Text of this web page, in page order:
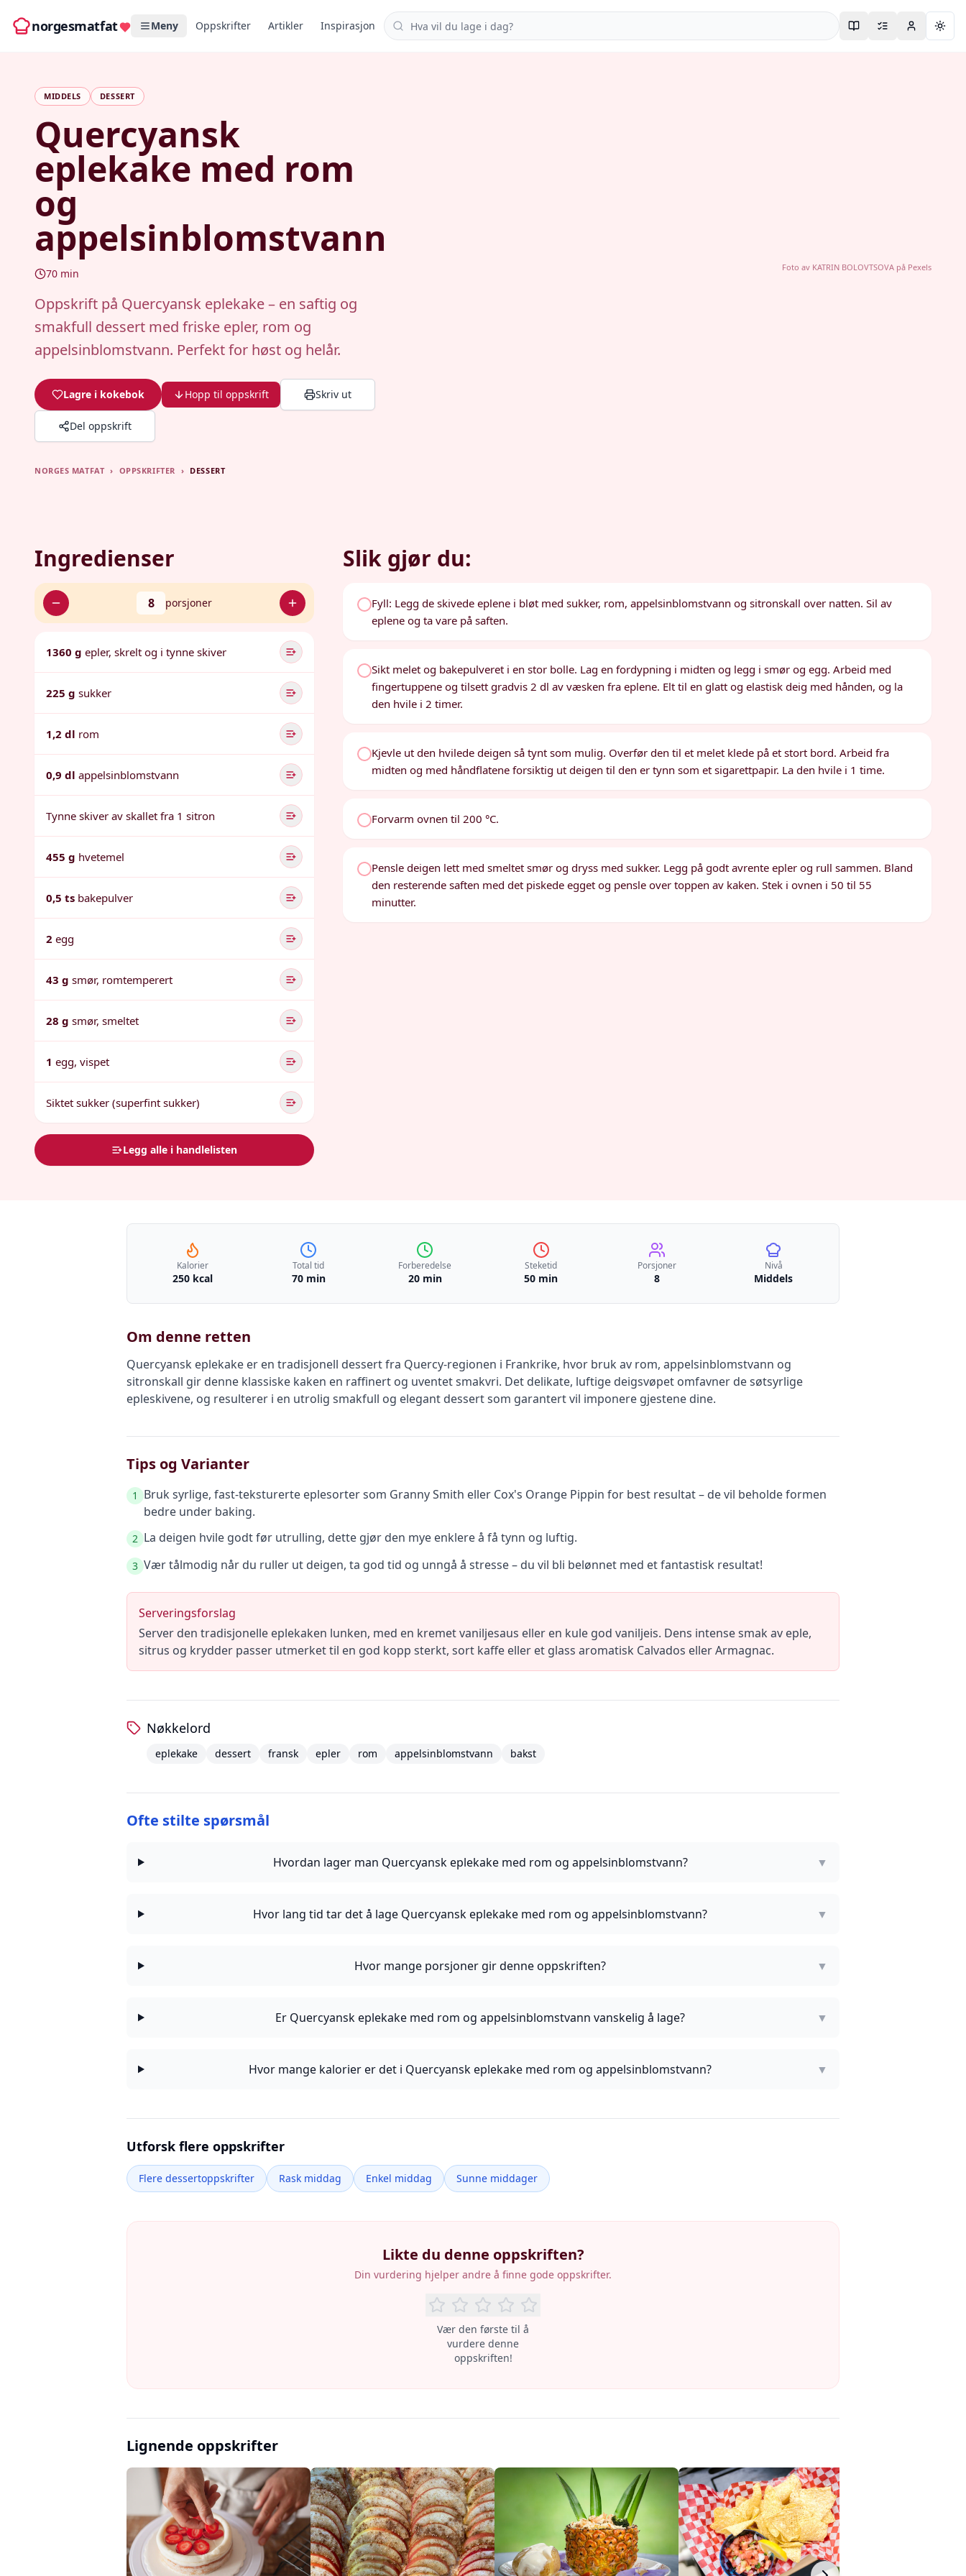
norgesmatfat Meny Oppskrifter Artikler Inspirasjon Søk i oppskrifter
MIDDELS DESSERT
Quercyansk
eplekake med rom
og
appelsinblomstvann
70 min
Oppskrift på Quercyansk eplekake – en saftig og
smakfull dessert med friske epler, rom og
appelsinblomstvann. Perfekt for høst og helår.
Lagre i kokebok Hopp til oppskrift Skriv ut
Del oppskrift
Foto av KATRIN BOLOVTSOVApå Pexels
NORGES MATFAT › OPPSKRIFTER › DESSERT
Ingredienser
8 porsjoner
1360 g epler, skrelt og i tynne skiver
225 g sukker
1,2 dl rom
0,9 dl appelsinblomstvann
Tynne skiver av skallet fra 1 sitron
455 g hvetemel
0,5 ts bakepulver
2 egg
43 g smør, romtemperert
28 g smør, smeltet
1 egg, vispet
Siktet sukker (superfint sukker)
Legg alle i handlelisten
Slik gjør du:
Fyll: Legg de skivede eplene i bløt med sukker, rom, appelsinblomstvann og sitronskall over natten. Sil av
eplene og ta vare på saften.
Sikt melet og bakepulveret i en stor bolle. Lag en fordypning i midten og legg i smør og egg. Arbeid med
fingertuppene og tilsett gradvis 2 dl av væsken fra eplene. Elt til en glatt og elastisk deig med hånden, og la
den hvile i 2 timer.
Kjevle ut den hvilede deigen så tynt som mulig. Overfør den til et melet klede på et stort bord. Arbeid fra
midten og med håndflatene forsiktig ut deigen til den er tynn som et sigarettpapir. La den hvile i 1 time.
Forvarm ovnen til 200 °C.
Pensle deigen lett med smeltet smør og dryss med sukker. Legg på godt avrente epler og rull sammen. Bland
den resterende saften med det piskede egget og pensle over toppen av kaken. Stek i ovnen i 50 til 55
minutter.
Kalorier
250 kcal
Total tid
70 min
Forberedelse
20 min
Steketid
50 min
Porsjoner
8
Nivå
Middels
Om denne retten
Quercyansk eplekake er en tradisjonell dessert fra Quercy-regionen i Frankrike, hvor bruk av rom, appelsinblomstvann og
sitronskall gir denne klassiske kaken en raffinert og uventet smakvri. Det delikate, luftige deigsvøpet omfavner de søtsyrlige
epleskivene, og resulterer i en utrolig smakfull og elegant dessert som garantert vil imponere gjestene dine.
Tips og Varianter
1
Bruk syrlige, fast-teksturerte eplesorter som Granny Smith eller Cox's Orange Pippin for best resultat – de vil beholde formen
bedre under baking.
2 La deigen hvile godt før utrulling, dette gjør den mye enklere å få tynn og luftig.
3 Vær tålmodig når du ruller ut deigen, ta god tid og unngå å stresse – du vil bli belønnet med et fantastisk resultat!
Serveringsforslag
Server den tradisjonelle eplekaken lunken, med en kremet vaniljesaus eller en kule god vaniljeis. Dens intense smak av eple,
sitrus og krydder passer utmerket til en god kopp sterkt, sort kaffe eller et glass aromatisk Calvados eller Armagnac.
Nøkkelord
eplekake dessert fransk epler rom appelsinblomstvann bakst
Ofte stilte spørsmål
Hvordan lager man Quercyansk eplekake med rom og appelsinblomstvann? ▼
Hvor lang tid tar det å lage Quercyansk eplekake med rom og appelsinblomstvann? ▼
Hvor mange porsjoner gir denne oppskriften? ▼
Er Quercyansk eplekake med rom og appelsinblomstvann vanskelig å lage? ▼
Hvor mange kalorier er det i Quercyansk eplekake med rom og appelsinblomstvann? ▼
Utforsk flere oppskrifter
Flere dessertoppskrifter Rask middag Enkel middag Sunne middager
Likte du denne oppskriften?
Din vurdering hjelper andre å finne gode oppskrifter.
Vær den første til å
vurdere denne
oppskriften!
Lignende oppskrifter